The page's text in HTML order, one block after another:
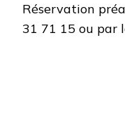
Réservation
31 71 15 ou par